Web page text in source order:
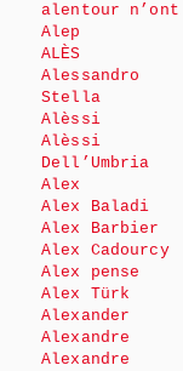
alentour n’ont
Alep
ALÈS
Alessandro
Stella
Alèssi
Alèssi
Dell’Umbria
Alex
Alex Baladi
Alex Barbier
Alex Cadourcy
Alex pense
Alex Türk
Alexander
Alexandre
Alexandre